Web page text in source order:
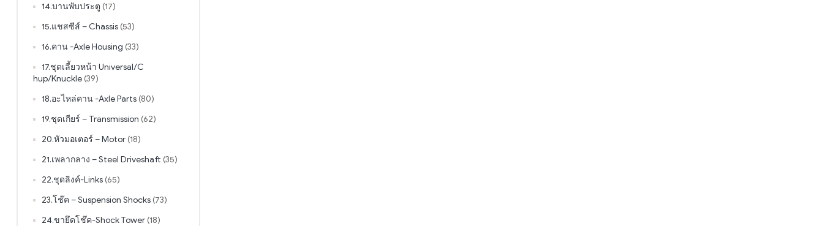
14.บานพับประตู (17)
15.แชสซีส์ – Chassis (53)
16.คาน -Axle Housing (33)
17.ชุดเลี้ยวหน้า Universal/C
hup/Knuckle (39)
18.อะไหล่คาน -Axle Parts (80)
19.ชุดเกียร์ – Transmission (62)
20.หัวมอเตอร์ – Motor (18)
21.เพลากลาง – Steel Driveshaft (35)
22.ชุดลิงค์-Links (65)
23.โช๊ค – Suspension Shocks (73)
24.ขายึดโช๊ค-Shock Tower (18)